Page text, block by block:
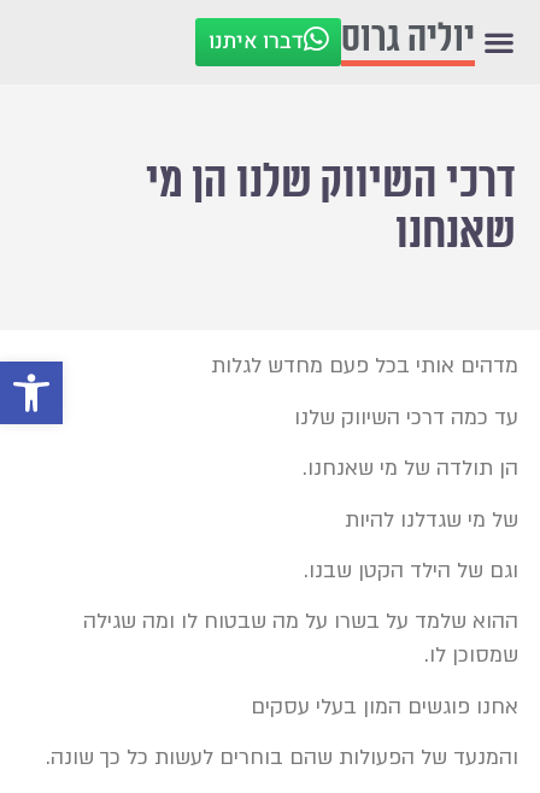
פתח
יוליה גרוס דברו איתנו
דרכי השיווק שלנו הן מי
שאנחנו
מדהים אותי בכל פעם מחדש לגלות
עד כמה דרכי השיווק שלנו
הן תולדה של מי שאנחנו.
של מי שגדלנו להיות
וגם של הילד הקטן שבנו.
ההוא שלמד על בשרו על מה שבטוח לו ומה שגילה
שמסוכן לו.
אחנו פוגשים המון בעלי עסקים
והמנעד של הפעולות שהם בוחרים לעשות כל כך שונה.